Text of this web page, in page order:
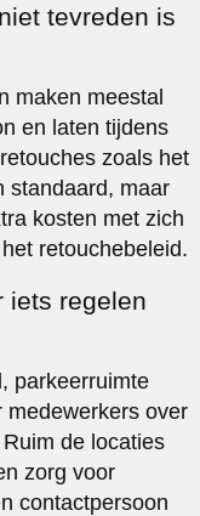
tevreden is
maken meestal
en laten tijdens
zoals het
standaard, maar
kosten met zich
retouchebeleid.
iets regelen
parkeerruimte
medewerkers over
de locaties
zorg voor
contactpersoon